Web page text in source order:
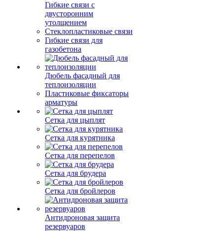
Гибкие связи с
двусторонним
утолщением
Стеклопластиковые связи
Гибкие связи для
газобетона
Дюбель фасадный для
теплоизоляции
Пластиковые фиксаторы
арматуры
Сетка для цыплят
Сетка для курятника
Сетка для перепелов
Сетка для брудера
Сетка для бройлеров
Антидроновая защита
резервуаров